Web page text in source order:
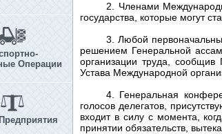
Операции
2. Членами
государства, которые могут
3. Любой
решением Генеральной
организации труда,
Устава Международной
4. Генеральная
голосов делегатов,
входит в силу с момента,
принятии обязательств,